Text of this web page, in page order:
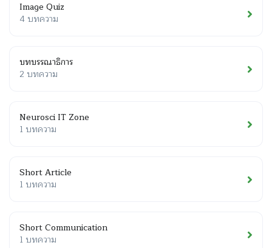
Image Quiz
4 บทความ
บทบรรณาธิการ
2 บทความ
Neurosci IT Zone
1 บทความ
Short Article
1 บทความ
Short Communication
1 บทความ